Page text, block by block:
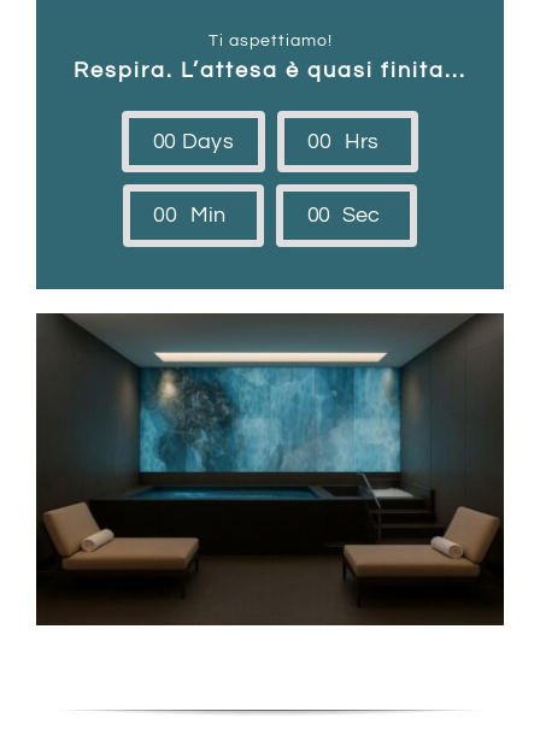
Cafè & Rooftop
Come arrivare
Contatti
Ti aspettiamo!
Respira. L’attesa è quasi finita...
00 Days 00 Hrs
00 Min 00 Sec